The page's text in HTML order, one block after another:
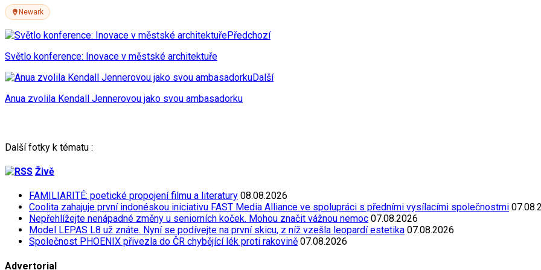
Newark
Předchozí
Světlo konference: Inovace v městské architektuře
Další
Anua zvolila Kendall Jennerovou jako svou ambasadorku
Další fotky k tématu :
Živě
FAMILIARITÉ: poetické propojení filmu a literatury 08.08.2026
Coolita zahajuje první indonéskou iniciativu FAST Media Alliance ve spolupráci s předními vysílacími společnostmi
Nepřehlížejte nenápadné změny u seniorních koček. Mohou značit vážnou nemoc 07.08.2026
Model LEPAS L8 už znáte. Nyní se podívejte na první skicu, z níž vzešla leopardí estetika 07.08.2026
Společnost PHOENIX přivezla do ČR chybějící lék proti rakovině 07.08.2026
Advertorial